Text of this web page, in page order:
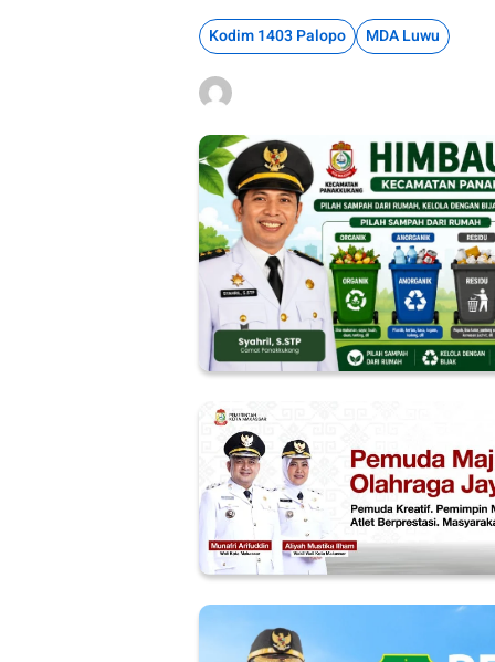
Kodim 1403 Palopo MDA Luwu